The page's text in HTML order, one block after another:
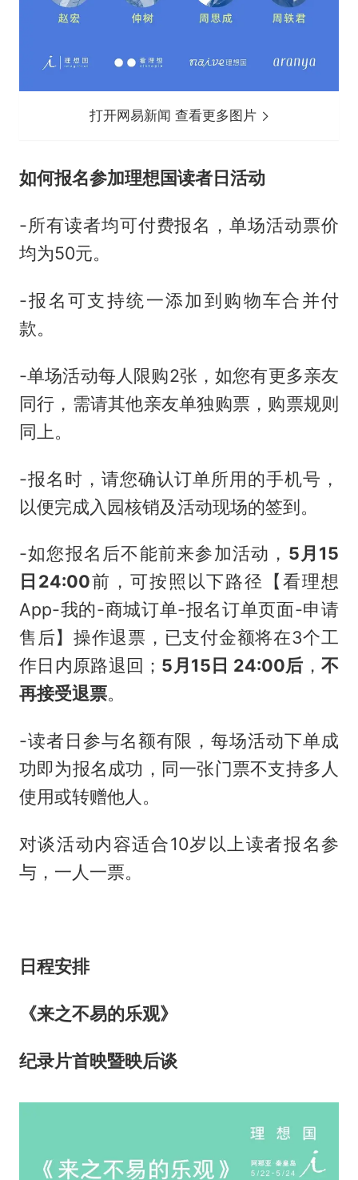
打开网易新闻 查看更多图片
如何报名参加理想国读者日活动
-所有读者均可付费报名，单场活动票价
均为50元。
-报名可支持统一添加到购物车合并付
款。
-单场活动每人限购2张，如您有更多亲友
同行，需请其他亲友单独购票，购票规则
同上。
-报名时，请您确认订单所用的手机号，
以便完成入园核销及活动现场的签到。
-如您报名后不能前来参加活动， 5月15
日24:00前，可按照以下路径【看理想
App-我的-商城订单-报名订单页面-申请
售后】操作退票，已支付金额将在3个工
作日内原路退回； 5月15日 24:00后 ，不
再接受退票。
-读者日参与名额有限，每场活动下单成
功即为报名成功，同一张门票不支持多人
使用或转赠他人。
对谈活动内容适合10岁以上读者报名参
与，一人一票。
日程安排
《来之不易的乐观》
纪录片首映暨映后谈